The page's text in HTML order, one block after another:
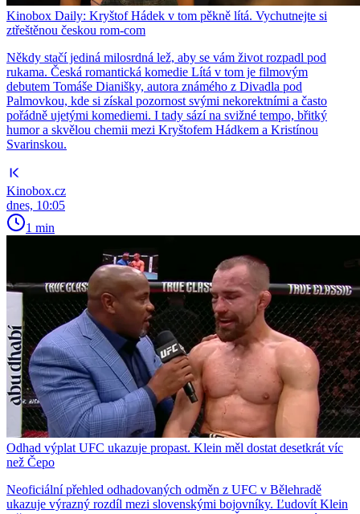
Kinobox Daily: Kryštof Hádek v tom pěkně lítá. Vychutnejte si
ztřeštěnou českou rom-com
Někdy stačí jediná milosrdná lež, aby se vám život rozpadl pod
rukama. Česká romantická komedie Lítá v tom je filmovým
debutem Tomáše Dianišky, autora známého z Divadla pod
Palmovkou, kde si získal pozornost svými nekorektními a často
pořádně ujetými komediemi. I tady sází na svižné tempo, břitký
humor a skvělou chemii mezi Kryštofem Hádkem a Kristínou
Svarinskou.
Kinobox.cz
dnes, 10:05
1 min
Odhad výplat UFC ukazuje propast. Klein měl dostat desetkrát víc
než Čepo
Neoficiální přehled odhadovaných odměn z UFC v Bělehradě
ukazuje výrazný rozdíl mezi slovenskými bojovníky. Ľudovít Klein